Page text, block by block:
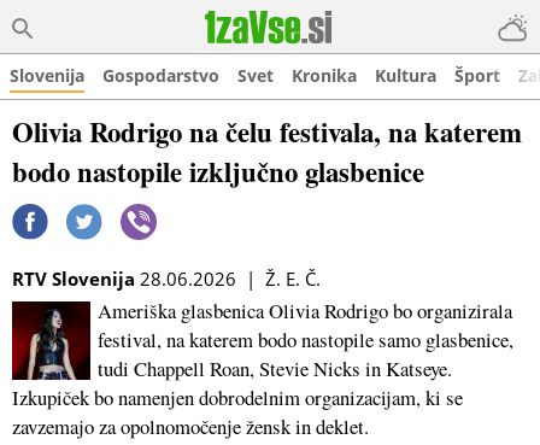
Slovenija Gospodarstvo Svet Kronika Kultura Šport
Olivia Rodrigo na čelu festivala, na katerem
bodo nastopile izključno glasbenice
RTV Slovenija 28.06.2026 | Ž. E. Č.
Ameriška glasbenica Olivia Rodrigo bo organizirala
festival, na katerem bodo nastopile samo glasbenice,
tudi Chappell Roan, Stevie Nicks in Katseye.
Izkupiček bo namenjen dobrodelnim organizacijam, ki se
zavzemajo za opolnomočenje žensk in deklet.